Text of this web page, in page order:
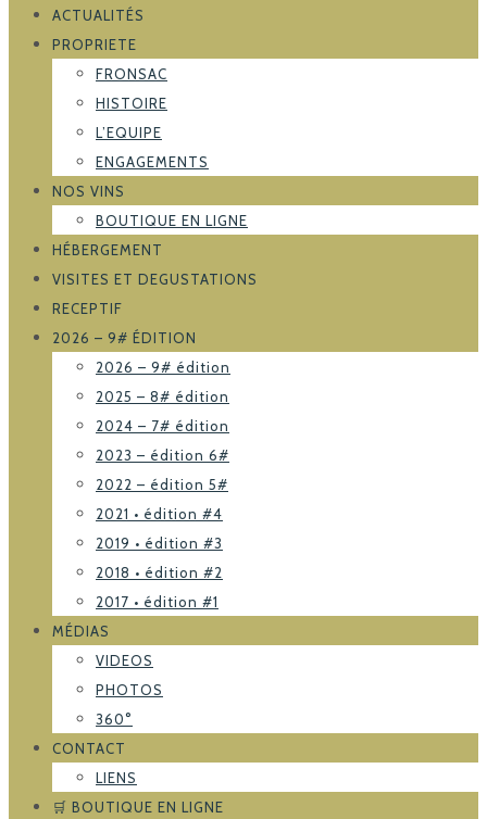
ACTUALITÉS
PROPRIETE
FRONSAC
HISTOIRE
L’EQUIPE
ENGAGEMENTS
NOS VINS
BOUTIQUE EN LIGNE
HÉBERGEMENT
VISITES ET DEGUSTATIONS
RECEPTIF
2026 – 9# ÉDITION
2026 – 9# édition
2025 – 8# édition
2024 – 7# édition
2023 – édition 6#
2022 – édition 5#
2021 • édition #4
2019 • édition #3
2018 • édition #2
2017 • édition #1
MÉDIAS
VIDEOS
PHOTOS
360°
CONTACT
LIENS
🛒 BOUTIQUE EN LIGNE